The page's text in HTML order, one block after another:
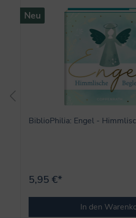
Neu
BiblioPhilia: Engel -
5,95 €*
In den